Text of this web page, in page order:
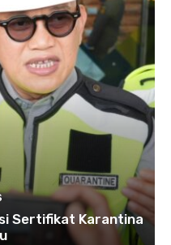
Sertifikat Karantina